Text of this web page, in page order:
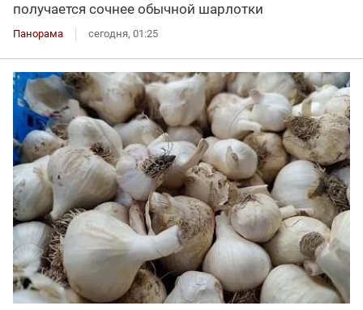
получается сочнее обычной шарлотки
Панорама сегодня, 01:25